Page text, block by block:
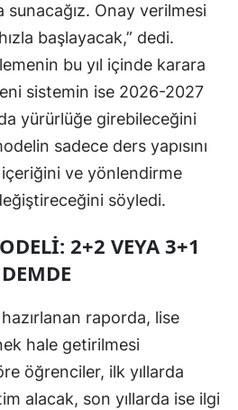
Kütahya
Malatya
Manisa
Kahramanmaraş
Muğla
Niğde
Ordu
Rize
sunacağız. Onay verilmesi
başlayacak,” dedi.
bu yıl içinde karara
sistemin ise 2026-2027
yürürlüğe girebileceğini
sadece ders yapısını
ve yönlendirme
söyledi.
2+2 VEYA 3+1
raporda, lise
hale getirilmesi
öğrenciler, ilk yıllarda
alacak, son yıllarda ise ilgi